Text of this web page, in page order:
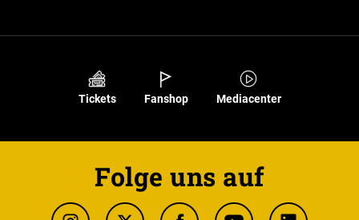
Tickets Fanshop Mediacenter
Folge uns auf